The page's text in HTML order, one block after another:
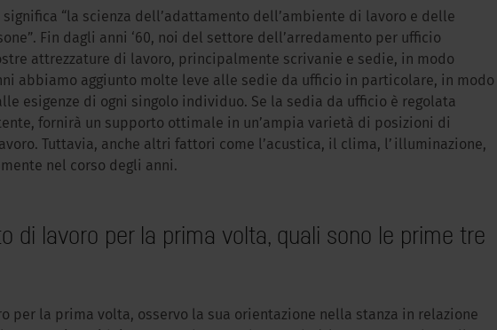
“la scienza dell’adattamento dell’ambiente di lavoro e delle
Fin dagli anni ‘60, noi del settore dell’arredamento per ufficio
attrezzature di lavoro, principalmente scrivanie e sedie, in modo
abbiamo aggiunto molte leve alle sedie da ufficio in particolare, in modo
esigenze di ogni singolo individuo. Se la sedia da ufficio è regolata
fornirà un supporto ottimale in un’ampia varietà di posizioni di
Tuttavia, anche altri fattori come l’acustica, il clima, l’illuminazione,
nel corso degli anni.
di lavoro per la prima volta, quali sono le prime tre
per la prima volta, osservo la sua orientazione nella stanza in relazione